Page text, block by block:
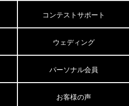
コンテストサポート
ウェディング
パーソナル会員
お客様の声